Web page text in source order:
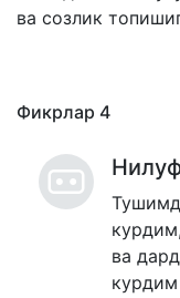
ва созлик
Фикрлар 4
ва
курдим